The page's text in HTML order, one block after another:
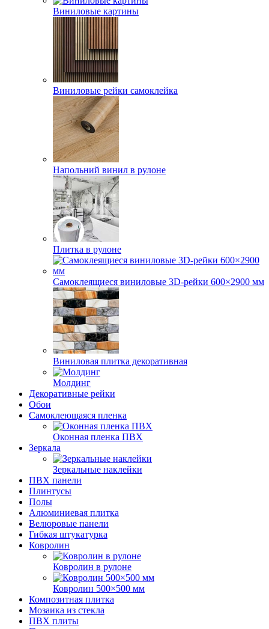
Виниловые картины
Виниловые рейки самоклейка
Напольний винил в рулоне
Плитка в рулоне
Самоклеящиеся виниловые 3D‑рейки 600×2900 мм
Виниловая плитка декоративная
Молдинг
Декоративные рейки
Обои
Самоклеющаяся пленка
Оконная пленка ПВХ
Зеркала
Зеркальные наклейки
ПВХ панели
Плинтусы
Полы
Алюминиевая плитка
Велюровые панели
Гибкая штукатурка
Ковролин
Ковролин в рулоне
Ковролин 500×500 мм
Композитная плитка
Мозаика из стекла
ПВХ плиты